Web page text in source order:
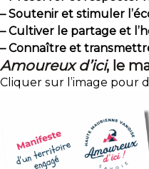
– Soutenir et stimuler
– Cultiver le partage et
– Connaître et
Amoureux d’ici, le
Cliquer sur l’image pour